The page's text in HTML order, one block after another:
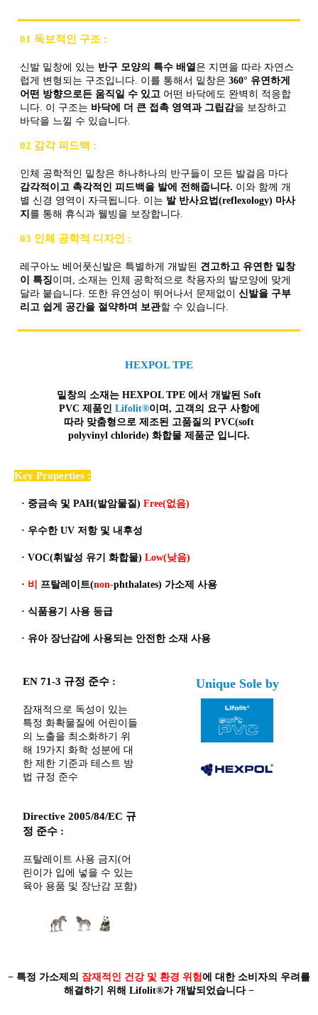
01 독보적인 구조 :
신발 밑창에 있는 반구 모양의 특수 배열 은 지면을 따라 자연스
럽게 변형되는 구조입니다. 이를 통해서 밑창은 360° 유연하게
어떤 방향으로든 움직일 수 있고 어떤 바닥에도 완벽히 적응합
니다. 이 구조는 바닥에 더 큰 접촉 영역과 그립감을 보장하고
바닥을 느낄 수 있습니다.
02 감각 피드백 :
인체 공학적인 밑창은 하나하나의 반구들이 모든 발걸음 마다
감각적이고 촉각적인 피드백을 발에 전해줍니다. 이와 함께 개
별 신경 영역이 자극됩니다. 이는 발 반사요법(reflexology) 마사
지 를 통해 휴식과 웰빙을 보장합니다.
03 인체 공학적 디자인 :
레구아노 베어풋신발은 특별하게 개발된 견고하고 유연한 밑창
이 특징이며, 소재는 인체 공학적으로 착용자의 발모양에 맞게
달라 붙습니다. 또한 유연성이 뛰어나서 문제없이 신발을 구부
리고 쉽게 공간을 절약하며 보관할 수 있습니다.
HEXPOL TPE
밑창의 소재는 HEXPOL TPE 에서 개발된 Soft
PVC 제품인 Lifolit®이며, 고객의 요구 사항에
따라 맞춤형으로 제조된 고품질 의 PVC(soft
polyvinyl chloride) 화합물 제품군 입니다.
Key Properties :
· 중금속 및 PAH(발암물질) Free(없음)
· 우수한 UV 저항 및 내후성
· VOC(휘발성 유기 화합물) Low(낮음)
· 비 프탈레이트(non-phthalates) 가소제 사용
· 식품용기 사용 등급
· 유아 장난감에 사용되는 안전한 소재 사용
EN 71-3 규정 준수 :
잠재적으로 독성이 있는
특정 화확물질에 어린이들
의 노출을 최소화하기 위
해 19가지 화학 성분에 대
한 제한 기준과 테스트 방
법 규정 준수
Directive 2005/84/EC 규
정 준수 :
프탈레이트 사용 금지(어
린이가 입에 넣을 수 있는
육아 용품 및 장난감 포함)
Unique Sole by
− 특정 가소제의 잠재적인 건강 및 환경 위험에 대한 소비자의 우려를
해결하기 위해 Lifolit®가 개발되었습니다 −